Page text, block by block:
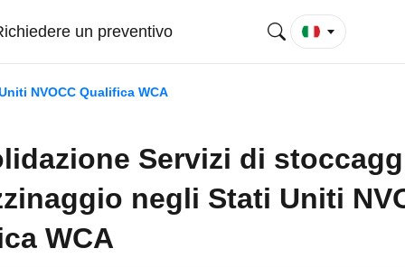
un preventivo
NVOCC Qualifica WCA
Servizi di
negli Stati Uniti
WCA